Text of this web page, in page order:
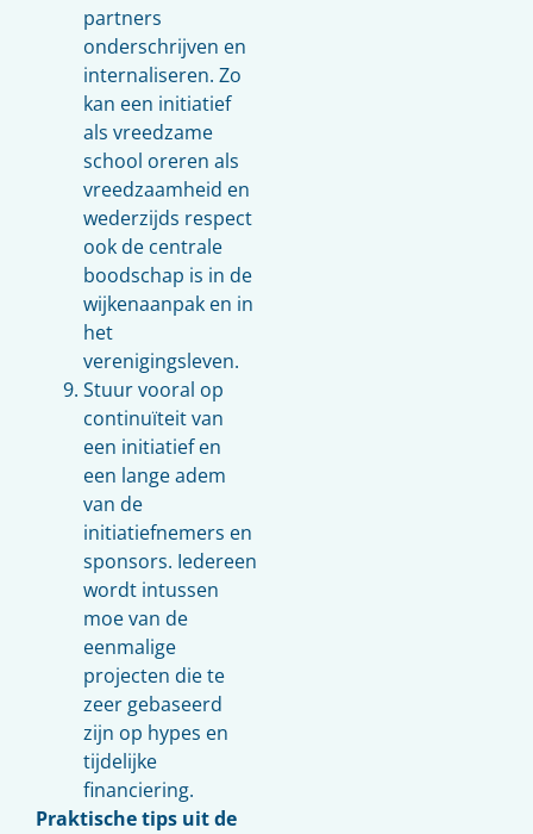
partners
onderschrijven en
internaliseren. Zo
kan een initiatief
als vreedzame
school oreren als
vreedzaamheid en
wederzijds respect
ook de centrale
boodschap is in de
wijkenaanpak en in
het
verenigingsleven.
Stuur vooral op
continuïteit van
een initiatief en
een lange adem
van de
initiatiefnemers en
sponsors. Iedereen
wordt intussen
moe van de
eenmalige
projecten die te
zeer gebaseerd
zijn op hypes en
tijdelijke
financiering.
Praktische tips uit de